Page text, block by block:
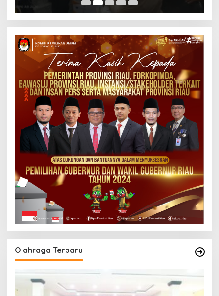
Olahraga Terbaru